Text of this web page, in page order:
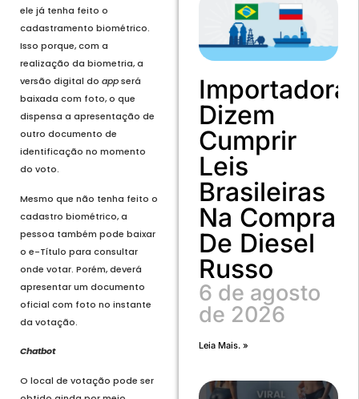
ele já tenha feito o
cadastramento biométrico.
Isso porque, com a
realização da biometria, a
versão digital do appserá
baixada com foto, o que
dispensa a apresentação de
outro documento de
identificação no momento
do voto.
Mesmo que não tenha feito o
cadastro biométrico, a
pessoa também pode baixar
o e-Título para consultar
onde votar. Porém, deverá
apresentar um documento
oficial com foto no instante
da votação.
Chatbot
O local de votação pode ser
Dizem
Cumprir
Leis
Brasileiras
Na Compra
De Diesel
Russo
6 de agosto
de 2026
Leia Mais. »